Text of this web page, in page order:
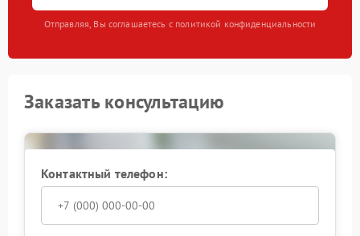
Отправляя, Вы соглашаетесь с политикой конфиденциальности
Заказать консультацию
Контактный телефон: